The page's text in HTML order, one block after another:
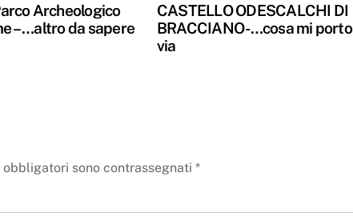
Archeologico
– …altro da sapere
CASTELLO ODESCALCHI DI
BRACCIANO -…cosa mi porto
via
obbligatori sono contrassegnati *